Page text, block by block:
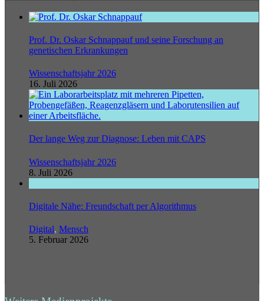
Prof. Dr. Oskar Schnappauf und seine Forschung an
genetischen Erkrankungen
Wissenschaftsjahr 2026
16. Juli 2026
Der lange Weg zur Diagnose: Leben mit CAPS
Wissenschaftsjahr 2026
8. Juli 2026
Digitale Nähe: Freundschaft per Algorithmus
Digital, Mensch
5. Februar 2026